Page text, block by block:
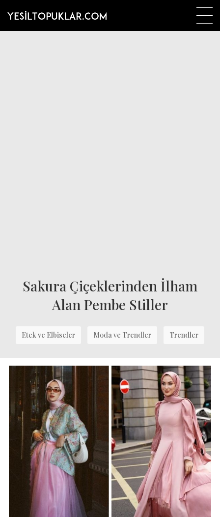
Sakura Çiçeklerinden İlham
Alan Pembe Stiller
Etek ve Elbiseler Moda ve Trendler Trendler